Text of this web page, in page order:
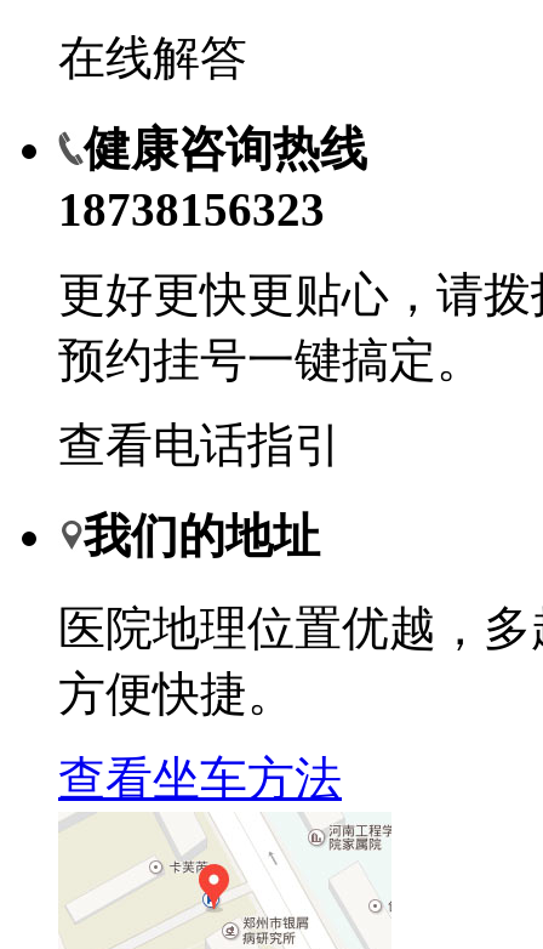
在线解答
健康咨询热线
18738156323
更好更快更贴心，请
预约挂号一键搞定。
查看电话指引
我们的地址
医院地理位置优越，
方便快捷。
查看坐车方法